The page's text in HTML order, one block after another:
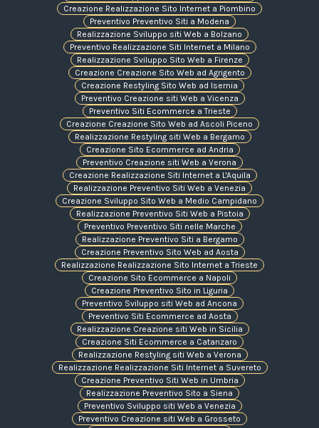
Creazione Realizzazione Sito Internet a Piombino
Preventivo Preventivo Siti a Modena
Realizzazione Sviluppo siti Web a Bolzano
Preventivo Realizzazione Siti Internet a Milano
Realizzazione Sviluppo Sito Web a Firenze
Creazione Creazione Sito Web ad Agrigento
Creazione Restyling Sito Web ad Isernia
Preventivo Creazione siti Web a Vicenza
Preventivo Siti Ecommerce a Trieste
Creazione Creazione Sito Web ad Ascoli Piceno
Realizzazione Restyling siti Web a Bergamo
Creazione Sito Ecommerce ad Andria
Preventivo Creazione siti Web a Verona
Creazione Realizzazione Siti Internet a L'Aquila
Realizzazione Preventivo Siti Web a Venezia
Creazione Sviluppo Sito Web a Medio Campidano
Realizzazione Preventivo Siti Web a Pistoia
Preventivo Preventivo Siti nelle Marche
Realizzazione Preventivo Siti a Bergamo
Creazione Preventivo Sito Web ad Aosta
Realizzazione Realizzazione Sito Internet a Trieste
Creazione Sito Ecommerce a Napoli
Creazione Preventivo Sito in Liguria
Preventivo Sviluppo siti Web ad Ancona
Preventivo Siti Ecommerce ad Aosta
Realizzazione Creazione siti Web in Sicilia
Creazione Siti Ecommerce a Catanzaro
Realizzazione Restyling siti Web a Verona
Realizzazione Realizzazione Siti Internet a Suvereto
Creazione Preventivo Siti Web in Umbria
Realizzazione Preventivo Sito a Siena
Preventivo Sviluppo siti Web a Venezia
Preventivo Creazione siti Web a Grosseto